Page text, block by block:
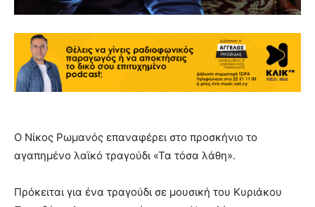
Ο Νίκος Ρωμανός επαναφέρει στο προσκήνιο το
αγαπημένο λαϊκό τραγούδι «Τα τόσα λάθη».
Πρόκειται για ένα τραγούδι σε μουσική του Κυριάκου